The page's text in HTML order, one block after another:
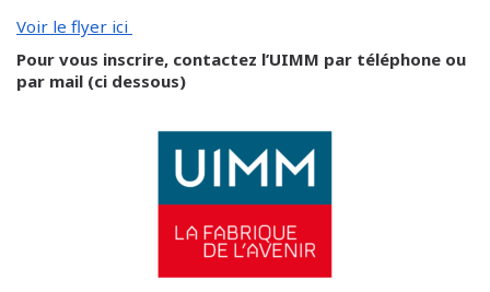
Voir le flyer ici
Pour vous inscrire, contactez l’UIMM par téléphone ou
par mail (ci dessous)